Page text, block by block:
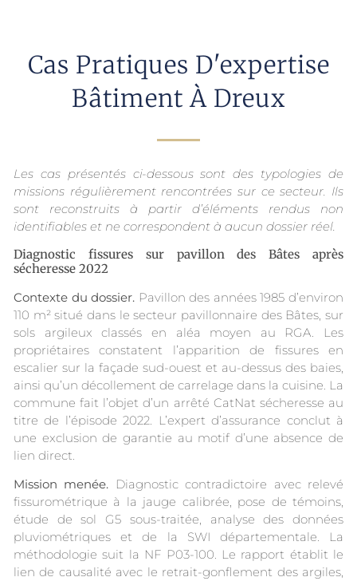
Cas Pratiques D'expertise
Bâtiment À Dreux
Les cas présentés ci-dessous sont des typologies de
missions régulièrement rencontrées sur ce secteur. Ils
sont reconstruits à partir d’éléments rendus non
identifiables et ne correspondent à aucun dossier réel.
Diagnostic fissures sur pavillon des Bâtes après
sécheresse 2022
Contexte du dossier. Pavillon des années 1985 d’environ
110 m² situé dans le secteur pavillonnaire des Bâtes, sur
sols argileux classés en aléa moyen au RGA. Les
propriétaires constatent l’apparition de fissures en
escalier sur la façade sud-ouest et au-dessus des baies,
ainsi qu’un décollement de carrelage dans la cuisine. La
commune fait l’objet d’un arrêté CatNat sécheresse au
titre de l’épisode 2022. L’expert d’assurance conclut à
une exclusion de garantie au motif d’une absence de
lien direct.
Mission menée. Diagnostic contradictoire avec relevé
fissurométrique à la jauge calibrée, pose de témoins,
étude de sol G5 sous-traitée, analyse des données
pluviométriques et de la SWI départementale. La
méthodologie suit la NF P03-100. Le rapport établit le
lien de causalité avec le retrait-gonflement des argiles,